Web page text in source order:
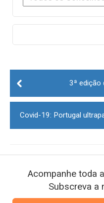
Post
navigation
3ª edição
Acompanhe toda
Subscreva a